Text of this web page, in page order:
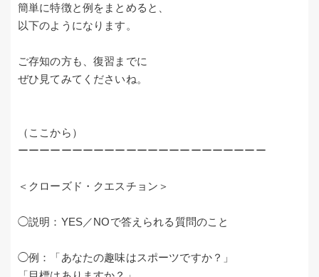
簡単に特徴と例をまとめると、
以下のようになります。
ご存知の方も、復習までに
ぜひ見てみてくださいね。
（ここから）
ーーーーーーーーーーーーーーーーーーーーーーー
＜クローズド・クエスチョン＞
◯説明：YES／NOで答えられる質問のこと
◯例：「あなたの趣味はスポーツですか？」